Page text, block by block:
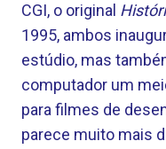
CGI, o original
1995, ambos
estúdio, mas
computador um
para filmes de
parece muito mais